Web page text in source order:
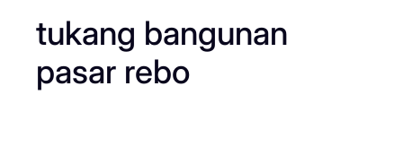
tukang bangunan
pasar rebo